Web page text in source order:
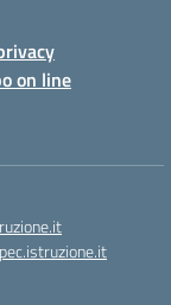
on line